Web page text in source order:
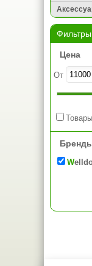
Фильтры
Цена
От